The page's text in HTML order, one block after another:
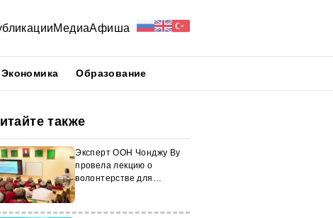
МедиаАфиша
Экономика Образование
также
Эксперт ООН Чонджу Ву
провела лекцию о
волонтерстве для